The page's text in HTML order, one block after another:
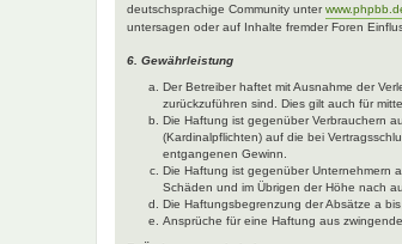
deutschsprachige Community unter
untersagen oder auf Inhalte fremder Foren
6. Gewährleistung
Der Betreiber haftet mit Ausnahme der
zurückzuführen sind. Dies gilt auch für
Die Haftung ist gegenüber Verbrauchern
(Kardinalpflichten) auf die bei
entgangenen Gewinn.
Die Haftung ist gegenüber Unternehmern
Schäden und im Übrigen der Höhe nach
Die Haftungsbegrenzung der Absätze a
Ansprüche für eine Haftung aus